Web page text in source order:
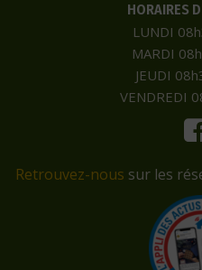
HORAIRES
LUNDI
MARDI
JEUDI
VENDREDI
Retrouvez-nous sur les